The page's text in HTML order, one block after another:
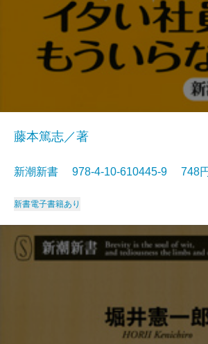
藤本篤志／著
新潮新書 978-4-10-610445-9 748
新書電子書籍あり